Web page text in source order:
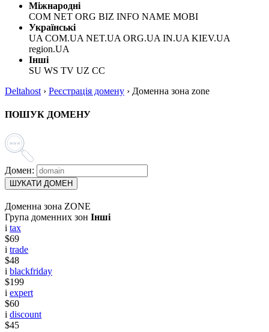
Міжнародні
COM NET ORG BIZ INFO NAME MOBI
Українські
UA COM.UA NET.UA ORG.UA IN.UA KIEV.UA
region.UA
Інші
SU WS TV UZ CC
Deltahost › Реєстрація домену › Доменна зона zone
ПОШУК ДОМЕНУ
Домен:
ШУКАТИ ДОМЕН
Доменна зона ZONE
Група доменних зон Інші
i tax
$69
i trade
$48
i blackfriday
$199
i expert
$60
i discount
$45